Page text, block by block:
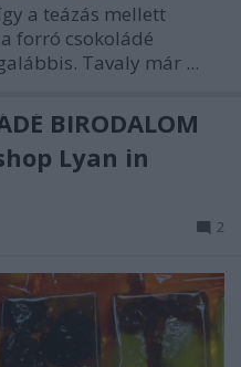
a teázás mellett
forró csokoládé
Tavaly már ...
BIRODALOM
Lyan in
2